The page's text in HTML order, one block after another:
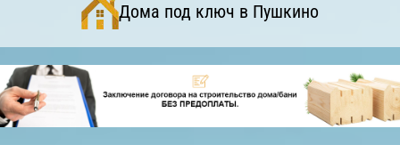
Дома под ключ в Пушкино